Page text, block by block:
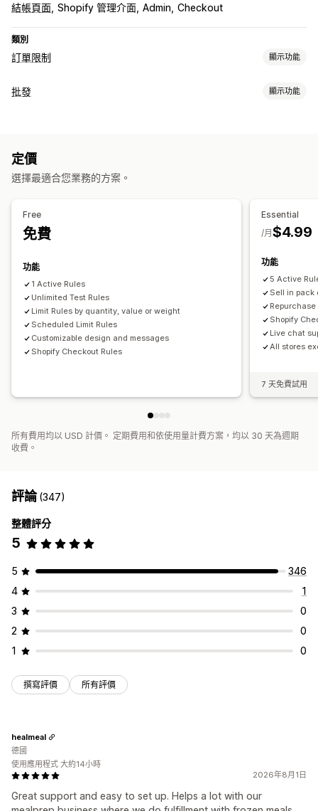
結帳頁面 Shopify 管理介面 Admin Checkout
類別
訂單限制 顯示功能
限制規則
通知設定
自訂訊息
批發 顯示功能
定價
選擇最適合您業務的方案。
Free
免費
功能
1 Active Rules
Unlimited Test Rules
Limit Rules by quantity, value or weight
Scheduled Limit Rules
Customizable design and messages
Shopify Checkout Rules
Essential
$4.99
/月
功能
5 Active
Sell in pack
Repurchase
Shopify
Live chat
All stores
7 天免費試用
所有費用均以 USD 計價。 定期費用和依使用量計費方案，均以 30 天為週期
收費。
評論(347)
整體評分
5
5
346
4
1
3
0
2
0
1
0
撰寫評價 所有評價
2026年8月1日
Great support and easy to set up. Helps a lot with our
healmeal
德國
使用應用程式 大約14小時